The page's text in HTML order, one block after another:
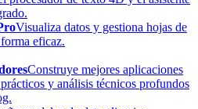
Visualiza datos y gestiona hojas de
eficaz.
Construye mejores aplicaciones
y análisis técnicos profundos